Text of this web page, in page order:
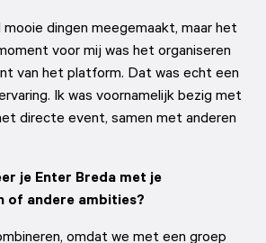
mooie dingen meegemaakt, maar het
voor mij was het organiseren
van het platform. Dat was echt een
Ik was voornamelijk bezig met
directe event, samen met anderen
je Enter Breda met je
of andere ambities?
omdat we met een groep